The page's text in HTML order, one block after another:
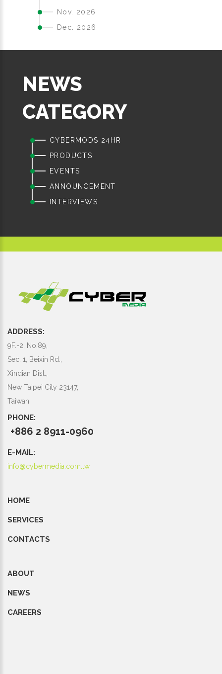
Nov. 2026
Dec. 2026
NEWS
CATEGORY
CYBERMODS 24HR
PRODUCTS
EVENTS
ANNOUNCEMENT
INTERVIEWS
ADDRESS:
9F.-2, No.89,
Sec. 1, Beixin Rd.,
Xindian Dist.,
New Taipei City 23147,
Taiwan
PHONE:
+886 2 8911-0960
E-MAIL:
info@cybermedia.com.tw
HOME
SERVICES
CONTACTS
ABOUT
NEWS
CAREERS